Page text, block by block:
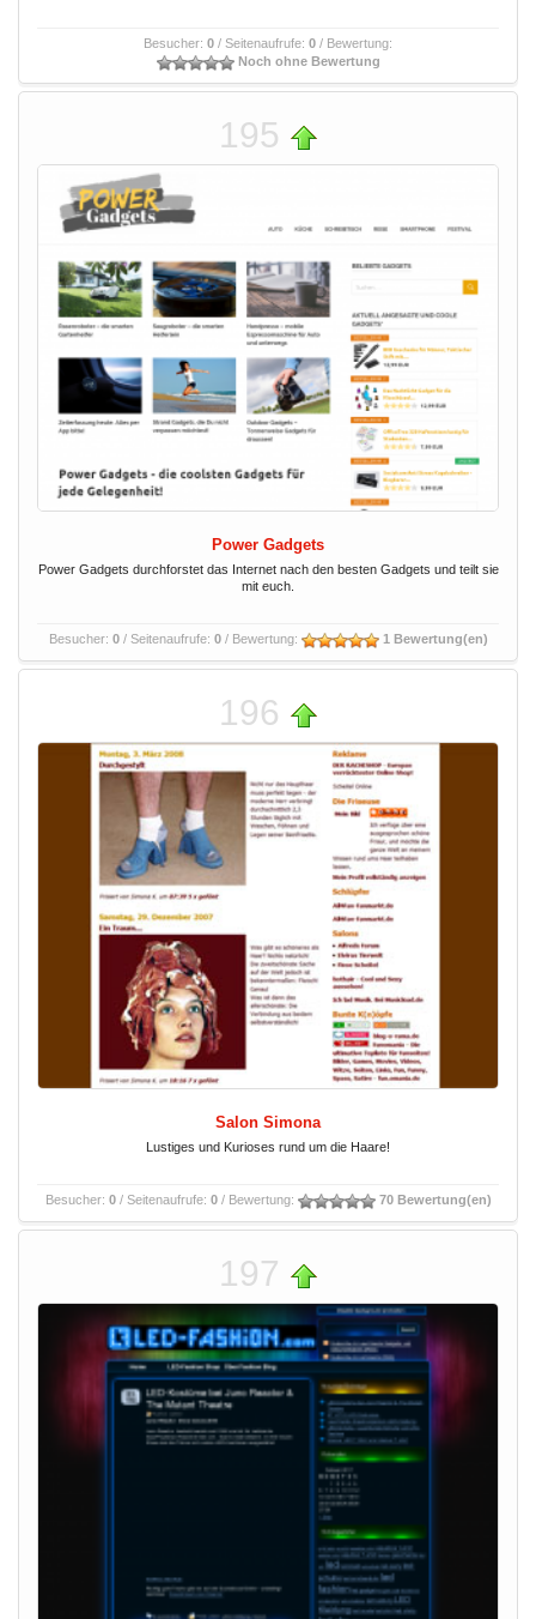
Besucher: 0 / Seitenaufrufe: 0 / Bewertung:
Noch ohne Bewertung
195
Power Gadgets
Power Gadgets durchforstet das Internet nach den besten Gadgets und teilt sie
mit euch.
Besucher: 0/ Seitenaufrufe: 0/ Bewertung: 1 Bewertung(en)
196
Salon Simona
Lustiges und Kurioses rund um die Haare!
Besucher: 0/ Seitenaufrufe: 0/ Bewertung: 70 Bewertung(en)
197